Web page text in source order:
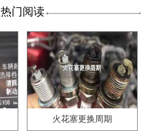
热门阅读
火花塞更换周期